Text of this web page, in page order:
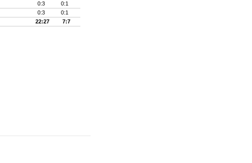
0:3
0:1
0:3
0:1
22:27 7:7